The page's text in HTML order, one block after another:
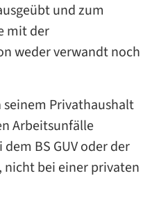
und zum
mit der
weder verwandt noch
seinem Privathaushalt
Arbeitsunfälle
BS GUV oder der
bei einer privaten